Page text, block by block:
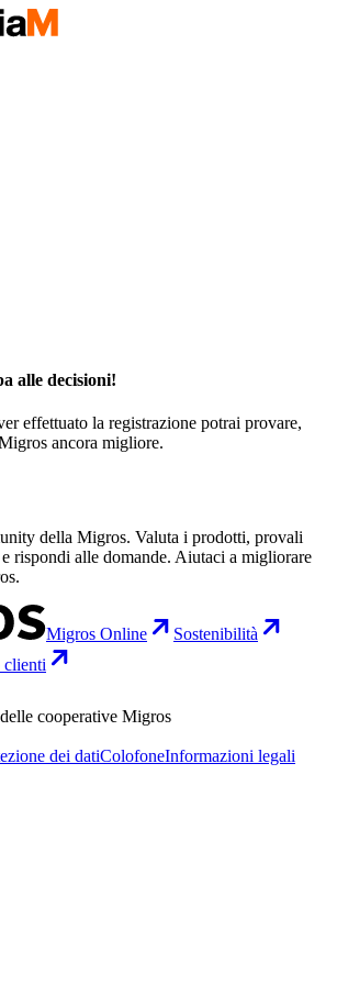
alle decisioni!
effettuato la registrazione potrai provare,
ancora migliore.
della Migros. Valuta i prodotti, provali
rispondi alle domande. Aiutaci a migliorare
Migros Online
Sostenibilità
clienti
cooperative Migros
dei datiColofoneInformazioni legali